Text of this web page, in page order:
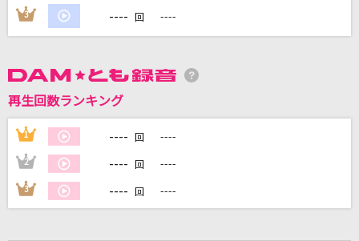
カラオケ最新情報をチェック！
3 ---- 回 ----
再生回数ランキング
1 ---- 回 ----
2 ---- 回 ----
3 ---- 回 ----